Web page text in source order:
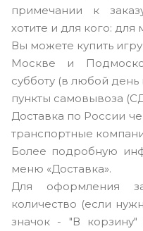
примечании к
хотите и для кого: для
Вы можете купить
Москве и
субботу (в любой
пункты самовывоза
Доставка по России
транспортные
Более подробную
меню «Доставка».
Для оформления
количество (если
значок - "В